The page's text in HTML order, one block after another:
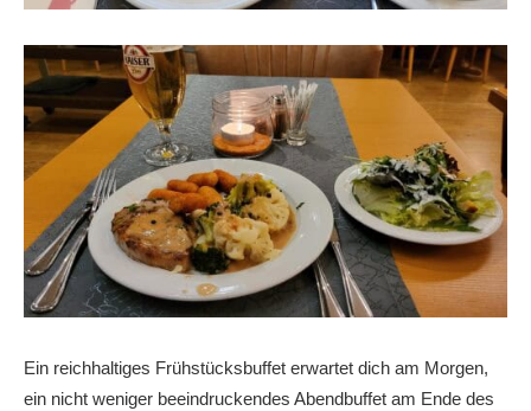
Ein reichhaltiges Frühstücksbuffet erwartet dich am Morgen,
ein nicht weniger beeindruckendes Abendbuffet am Ende des